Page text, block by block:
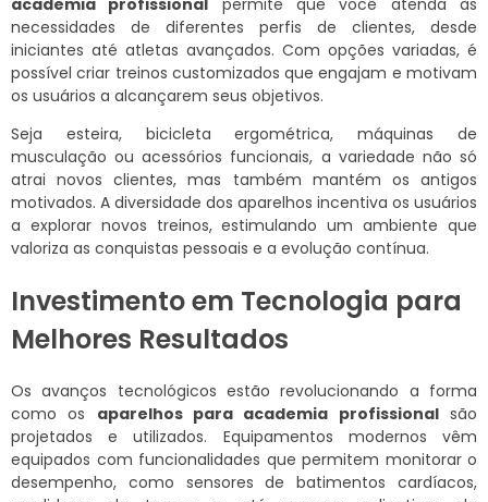
academia profissional permite que você atenda às
necessidades de diferentes perfis de clientes, desde
iniciantes até atletas avançados. Com opções variadas, é
possível criar treinos customizados que engajam e motivam
os usuários a alcançarem seus objetivos.
Seja esteira, bicicleta ergométrica, máquinas de
musculação ou acessórios funcionais, a variedade não só
atrai novos clientes, mas também mantém os antigos
motivados. A diversidade dos aparelhos incentiva os usuários
a explorar novos treinos, estimulando um ambiente que
valoriza as conquistas pessoais e a evolução contínua.
Investimento em Tecnologia para
Melhores Resultados
Os avanços tecnológicos estão revolucionando a forma
como os aparelhos para academia profissionalsão
projetados e utilizados. Equipamentos modernos vêm
equipados com funcionalidades que permitem monitorar o
desempenho, como sensores de batimentos cardíacos,